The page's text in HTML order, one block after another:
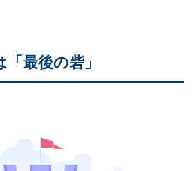
最後の砦」